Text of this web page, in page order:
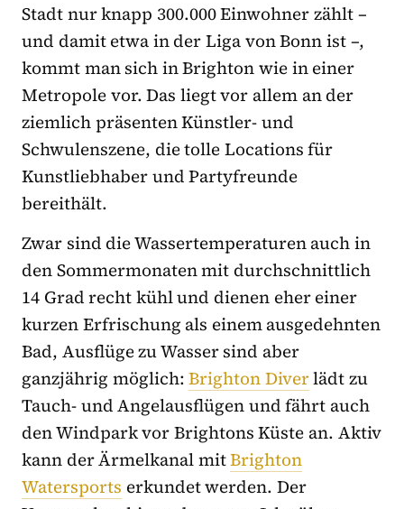
Stadt nur knapp 300.000 Einwohner zählt –
und damit etwa in der Liga von Bonn ist –,
kommt man sich in Brighton wie in einer
Metropole vor. Das liegt vor allem an der
ziemlich präsenten Künstler- und
Schwulenszene, die tolle Locations für
Kunstliebhaber und Partyfreunde
bereithält.
Zwar sind die Wassertemperaturen auch in
den Sommermonaten mit durchschnittlich
14 Grad recht kühl und dienen eher einer
kurzen Erfrischung als einem ausgedehnten
Bad, Ausflüge zu Wasser sind aber
ganzjährig möglich:Brighton Diverlädt zu
Tauch- und Angelausflügen und fährt auch
den Windpark vor Brightons Küste an. Aktiv
kann der Ärmelkanal mitBrighton
Watersports erkundet werden. Der